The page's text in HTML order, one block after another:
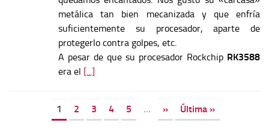
metálica tan bien mecanizada y que enfría
suficientemente su procesador, aparte de
protegerlo contra golpes, etc.
A pesar de que su procesador Rockchip RK3588
era el [...]
1 2 3 4 5 ... » Última »